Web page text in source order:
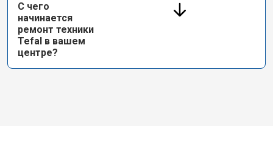
С чего
начинается
ремонт техники
Tefal в вашем
центре?